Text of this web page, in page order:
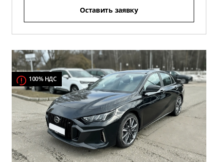
Оставить заявку
100% НДС